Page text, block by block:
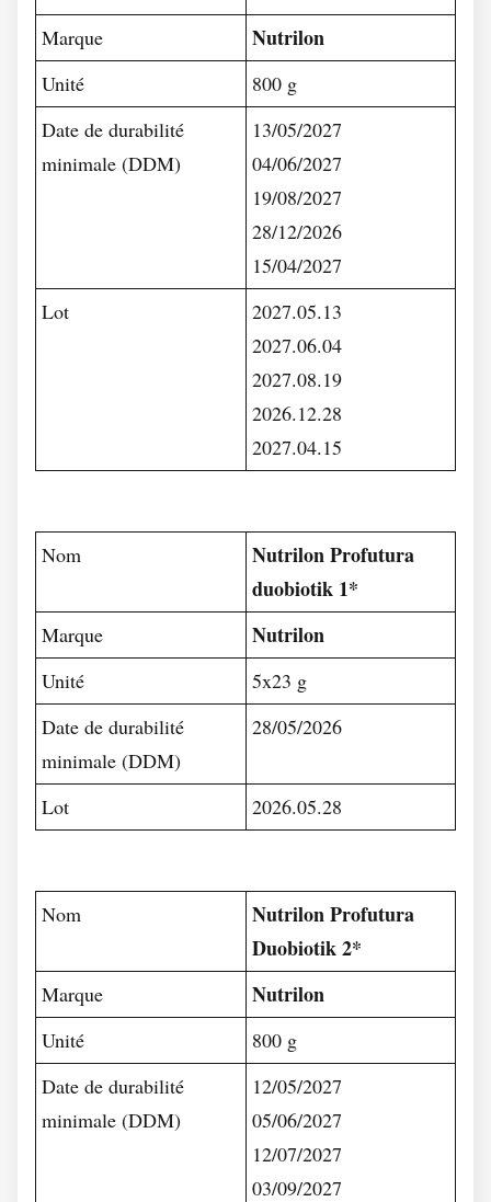
Marque Nutrilon
Unité
800 g
Date de durabilité
minimale (DDM)
13/05/2027
04/06/2027
19/08/2027
28/12/2026
15/04/2027
Lot
2027.05.13
2027.06.04
2027.08.19
2026.12.28
2027.04.15
Nom
Nutrilon Profutura
duobiotik 1*
Marque Nutrilon
Unité
5x23 g
Date de durabilité
minimale (DDM)
28/05/2026
Lot 2026.05.28
Nom
Nutrilon Profutura
Duobiotik 2*
Marque Nutrilon
Unité
800 g
Date de durabilité
minimale (DDM)
12/05/2027
05/06/2027
12/07/2027
03/09/2027